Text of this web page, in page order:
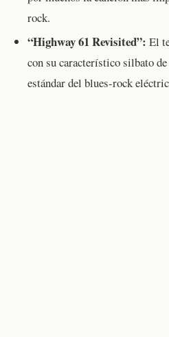
rock.
“Highway 61 Revisited”: El
con su característico silbato
estándar del blues-rock